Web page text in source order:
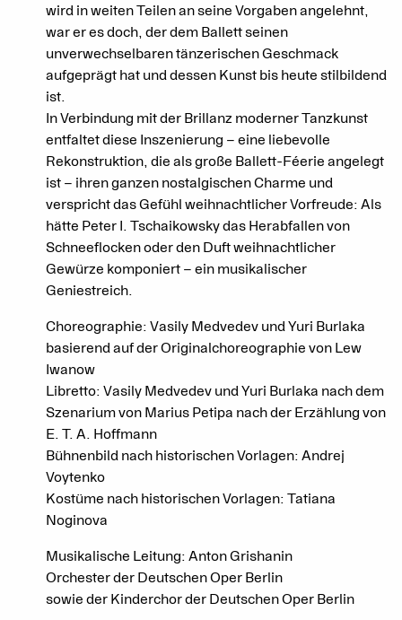
wird in weiten Teilen an seine Vorgaben angelehnt,
war er es doch, der dem Ballett seinen
unverwechselbaren tänzerischen Geschmack
aufgeprägt hat und dessen Kunst bis heute stilbildend
ist.
In Verbindung mit der Brillanz moderner Tanzkunst
entfaltet diese Inszenierung – eine liebevolle
Rekonstruktion, die als große Ballett-Féerie angelegt
ist – ihren ganzen nostalgischen Charme und
verspricht das Gefühl weihnachtlicher Vorfreude: Als
hätte Peter I. Tschaikowsky das Herabfallen von
Schneeflocken oder den Duft weihnachtlicher
Gewürze komponiert – ein musikalischer
Geniestreich.
Choreographie: Vasily Medvedev und Yuri Burlaka
basierend auf der Originalchoreographie von Lew
Iwanow
Libretto: Vasily Medvedev und Yuri Burlaka nach dem
Szenarium von Marius Petipa nach der Erzählung von
E. T. A. Hoffmann
Bühnenbild nach historischen Vorlagen: Andrej
Voytenko
Kostüme nach historischen Vorlagen: Tatiana
Noginova
Musikalische Leitung: Anton Grishanin
Orchester der Deutschen Oper Berlin
sowie der Kinderchor der Deutschen Oper Berlin